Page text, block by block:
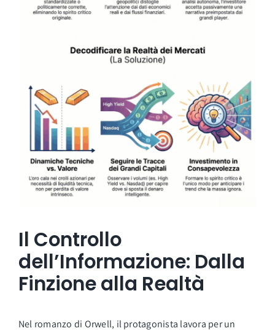
Il Controllo
dell’Informazione: Dalla
Finzione alla Realtà
Nel romanzo di Orwell, il protagonista lavora per un